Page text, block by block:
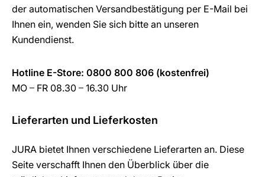
der automatischen Versandbestätigung per E-Mail bei
Ihnen ein, wenden Sie sich bitte an unseren
Kundendienst.
Hotline E-Store: 0800 800 806 (kostenfrei)
MO – FR 08.30 – 16.30 Uhr
Lieferarten und Lieferkosten
JURA bietet Ihnen verschiedene Lieferarten an. Diese
Seite verschafft Ihnen den Überblick über die